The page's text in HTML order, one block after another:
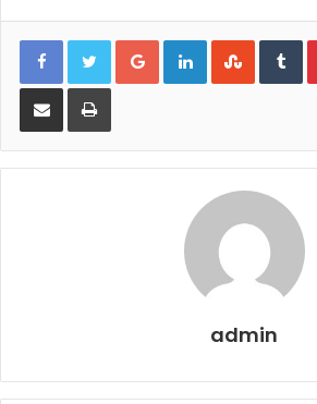
Google+ LinkedIn StumbleUpon Tumblr
E-Posta ile paylaş Yazdır
admin